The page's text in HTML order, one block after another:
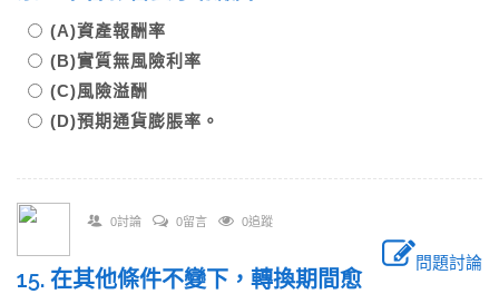
(A)資產報酬率
(B)實質無風險利率
(C)風險溢酬
(D)預期通貨膨脹率。
0討論 0留言 0追蹤
問題討論
15. 在其他條件不變下，轉換期間愈